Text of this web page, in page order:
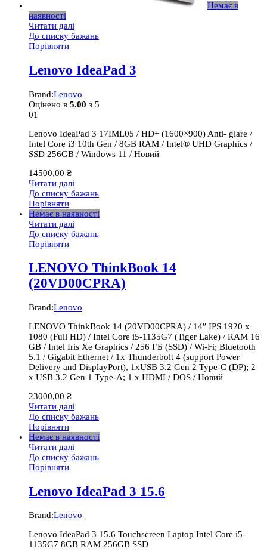
Немає в
наявності
Читати далі
До списку бажань
Порівняти
Lenovo IdeaPad 3
Brand:Lenovo
Оцінено в 5.00 з 5
01
Lenovo IdeaPad 3 17IML05 / HD+ (1600×900) Anti- glare /
Intel Core i3 10th Gen / 8GB RAM / Intel® UHD Graphics /
SSD 256GB / Windows 11 / Новий
14500,00 ₴
Читати далі
До списку бажань
Порівняти
Немає в наявності
Читати далі
До списку бажань
Порівняти
LENOVO ThinkBook 14
(20VD00CPRA)
Brand:Lenovo
LENOVO ThinkBook 14 (20VD00CPRA) / 14″ IPS 1920 x
1080 (Full HD) / Intel Core i5-1135G7 (Tiger Lake) / RAM 16
GB / Intel Iris Xe Graphics / 256 ГБ (SSD) / Wi-Fi; Bluetooth
5.1 / Gigabit Ethernet / 1x Thunderbolt 4 (support Power
Delivery and DisplayPort), 1хUSB 3.2 Gen 2 Type-C (DP); 2
x USB 3.2 Gen 1 Type-A; 1 x HDMI / DOS / Новий
23000,00 ₴
Читати далі
До списку бажань
Порівняти
Немає в наявності
Читати далі
До списку бажань
Порівняти
Lenovo IdeaPad 3 15.6
Brand:Lenovo
Lenovo IdeaPad 3 15.6 Touchscreen Laptop Intel Core i5-
1135G7 8GB RAM 256GB SSD